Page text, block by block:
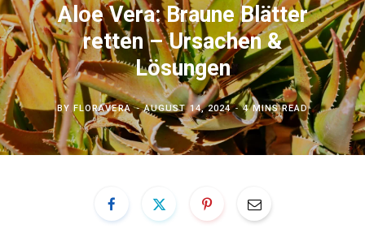
Aloe Vera: Braune Blätter
retten – Ursachen &
Lösungen
BY FLORAVERA AUGUST 14, 2024 4 MINS READ